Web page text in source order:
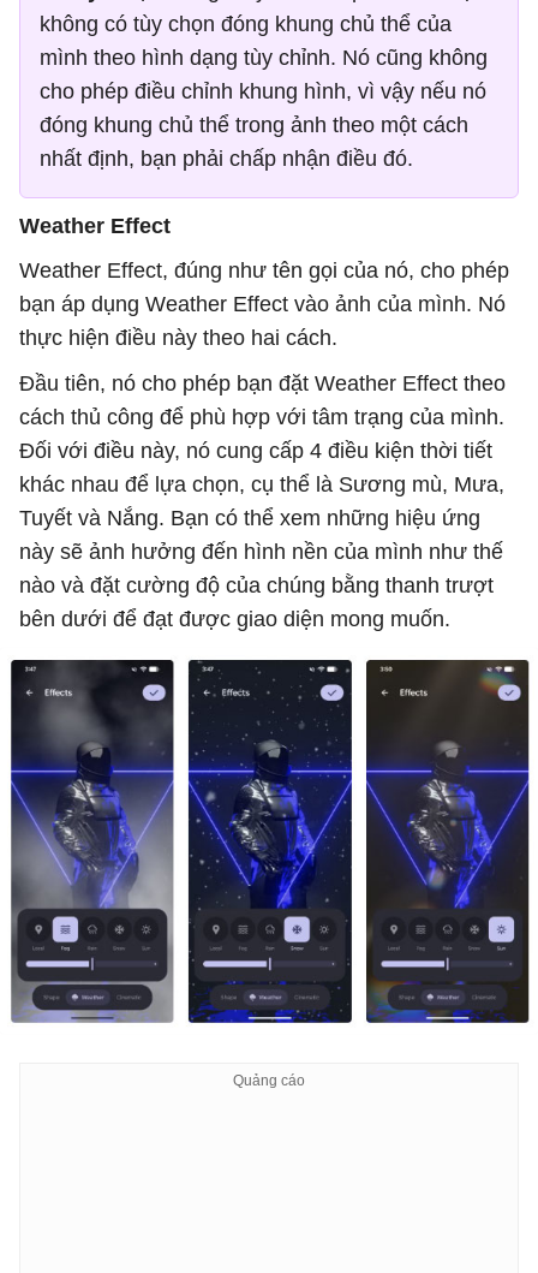
không có tùy chọn đóng khung chủ thể của
mình theo hình dạng tùy chỉnh. Nó cũng không
cho phép điều chỉnh khung hình, vì vậy nếu nó
đóng khung chủ thể trong ảnh theo một cách
nhất định, bạn phải chấp nhận điều đó.
Weather Effect
Weather Effect, đúng như tên gọi của nó, cho phép
bạn áp dụng Weather Effect vào ảnh của mình. Nó
thực hiện điều này theo hai cách.
Đầu tiên, nó cho phép bạn đặt Weather Effect theo
cách thủ công để phù hợp với tâm trạng của mình.
Đối với điều này, nó cung cấp 4 điều kiện thời tiết
khác nhau để lựa chọn, cụ thể là Sương mù, Mưa,
Tuyết và Nắng. Bạn có thể xem những hiệu ứng
này sẽ ảnh hưởng đến hình nền của mình như thế
nào và đặt cường độ của chúng bằng thanh trượt
bên dưới để đạt được giao diện mong muốn.